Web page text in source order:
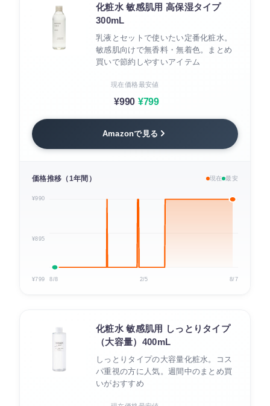
化粧水 敏感肌用 高保湿タイプ
300mL
乳液とセットで使いたい定番化粧水。
敏感肌向けで無香料・無着色。まとめ
買いで節約しやすいアイテム
現在価格
¥990
最安値
¥799
Amazonで見る
価格推移（1年間） 現在 最安
¥990
¥895
¥799 8/8 2/5 8/7
化粧水 敏感肌用 しっとりタイプ
（大容量）400mL
しっとりタイプの大容量化粧水。コス
パ重視の方に人気。週間中のまとめ買
いがおすすめ